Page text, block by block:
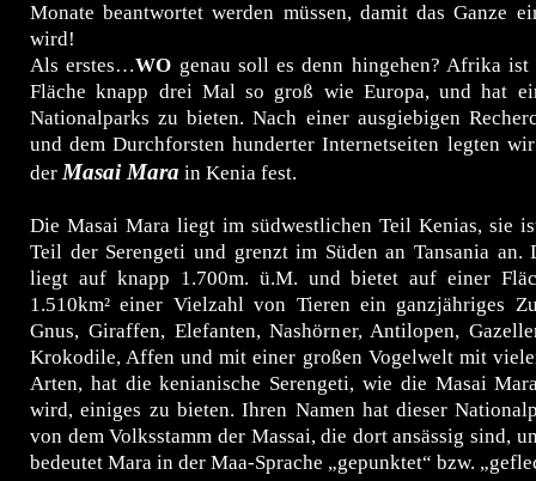
Monate beantwortet werden müssen, damit das Ganze
wird!
Als erstes…WO genau soll es denn hingehen? Afrika
Fläche knapp drei Mal so groß wie Europa, und hat
Nationalparks zu bieten. Nach einer ausgiebigen
und dem Durchforsten hunderter Internetseiten legten
derMasai Mara in Kenia fest.
Die Masai Mara liegt im südwestlichen Teil Kenias, sie
Teil der Serengeti und grenzt im Süden an Tansania an.
liegt auf knapp 1.700m. ü.M. und bietet auf einer
1.510km² einer Vielzahl von Tieren ein ganzjähriges
Gnus, Giraffen, Elefanten, Nashörner, Antilopen,
Krokodile, Affen und mit einer großen Vogelwelt mit
Arten, hat die kenianische Serengeti, wie die Masai
wird, einiges zu bieten. Ihren Namen hat dieser
von dem Volksstamm der Massai, die dort ansässig sind,
bedeutet Mara in der Maa-Sprache „gepunktet“ bzw.